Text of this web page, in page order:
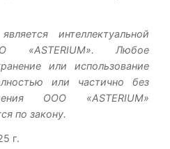
интеллектуальной
«ASTERIUM». Любое
или использование
или частично без
ООО «ASTERIUM»
по закону.
г.